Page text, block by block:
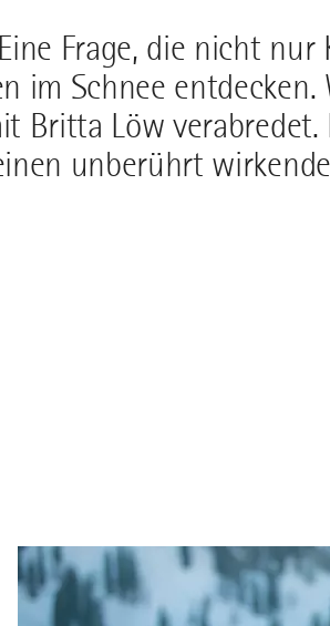
Frage, die nicht
im Schnee
Britta Löw
unberührt